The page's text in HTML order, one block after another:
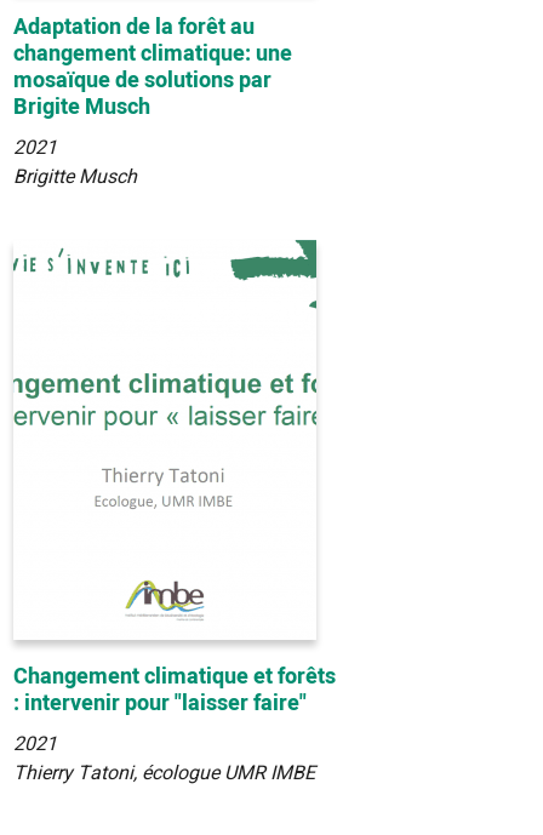
Adaptation de la forêt au
changement climatique: une
mosaïque de solutions par
Brigite Musch
2021
Brigitte Musch
Changement climatique et forêts
: intervenir pour "laisser faire"
2021
Thierry Tatoni, écologue UMR IMBE